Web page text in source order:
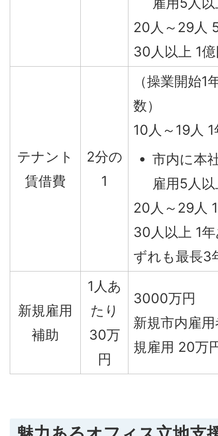
20人～29人
30人以上 1
テナント
賃借費
2分の
1
（操業開始
数）
10人～19人
市内に本
雇用5人
20人～29人
30人以上 1
ずれも最長3
新規雇用
補助
1人あ
たり
30万
円
3000万円
新規市内雇
規雇用 20万